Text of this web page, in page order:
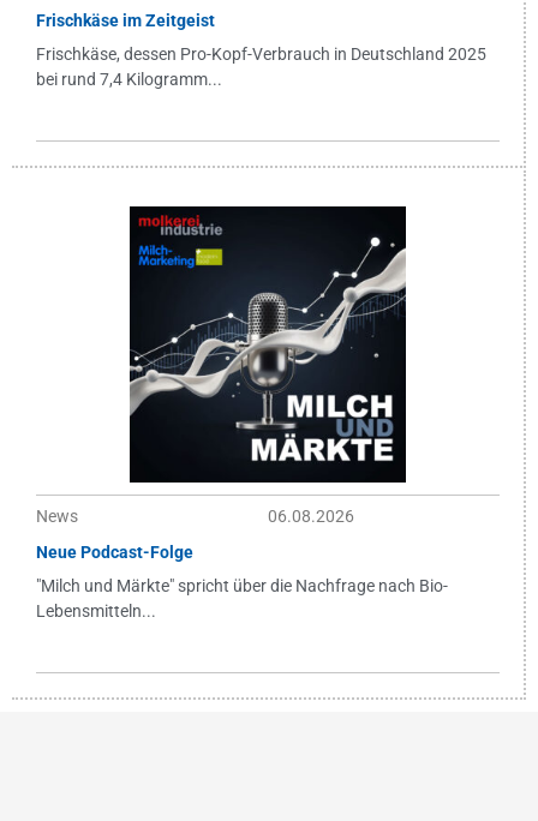
Frischkäse im Zeitgeist
Frischkäse, dessen Pro-Kopf-Verbrauch in Deutschland 2025
bei rund 7,4 Kilogramm...
News
06.08.2026
Neue Podcast-Folge
"Milch und Märkte" spricht über die Nachfrage nach Bio-
Lebensmitteln...